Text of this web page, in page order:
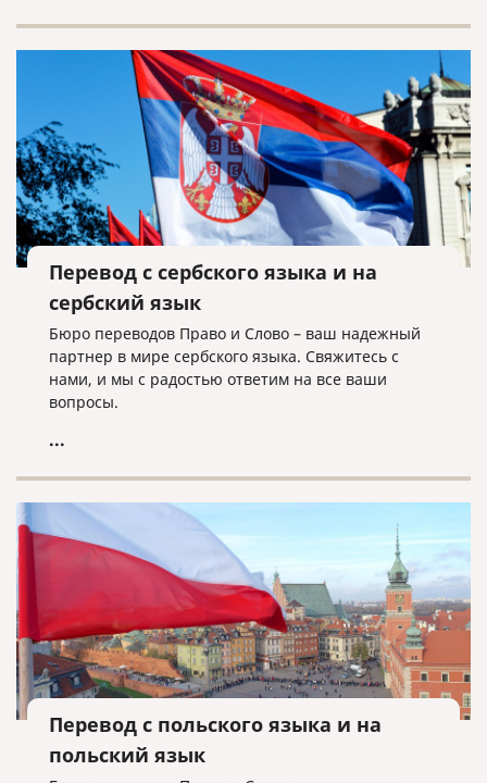
Перевод с сербского языка и на
сербский язык
Бюро переводов Право и Слово – ваш надежный
партнер в мире сербского языка. Свяжитесь с
нами, и мы с радостью ответим на все ваши
вопросы.
...
Перевод с польского языка и на
польский язык